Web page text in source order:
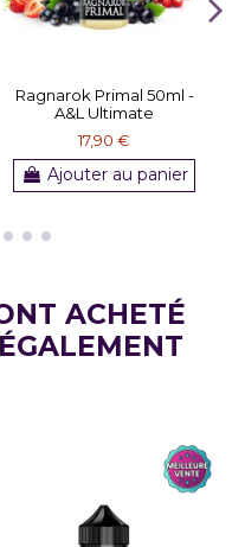
Ragnarok Primal 50ml -
A&L Ultimate
17,90 €
Ajouter au panier
ACHETÉ